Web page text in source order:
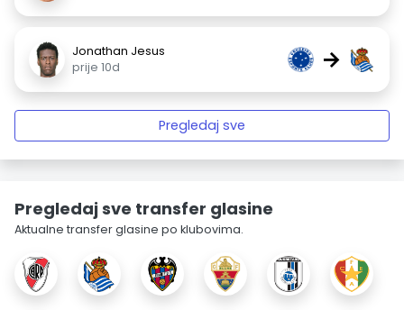
Jonathan Jesus
prije 10d
→
Pregledaj sve
Pregledaj sve transfer glasine
Aktualne transfer glasine po klubovima.